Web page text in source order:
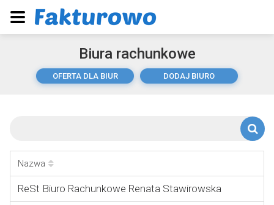
Biura rachunkowe
OFERTA DLA BIUR DODAJ BIURO
Nazwa
ReSt Biuro Rachunkowe Renata Stawirowska